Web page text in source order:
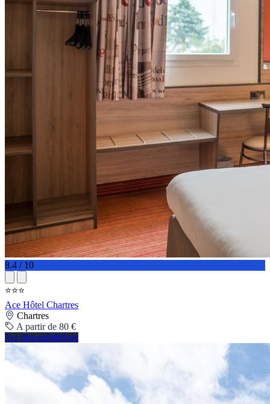
8.4 / 10
⭐⭐⭐
Ace Hôtel Chartres
Chartres
A partir de 80 €
Ver disponibilidade